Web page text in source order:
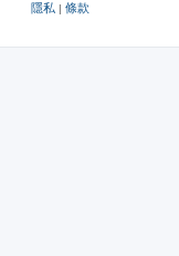
隱私 | 條款